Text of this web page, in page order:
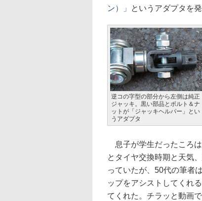
ン）」
というアダプタを
逆コの字型の部分から左側は純正
ジャッキ。黒い部品とボルト＆ナ
ットが「ジャッキヘルパー」とい
うアダプタ
息子が学生だったころ
とタイヤ交換時期と天気
っていたが、50代の筆者
ップをアシストしてくれ
てくれた。チラッと動画